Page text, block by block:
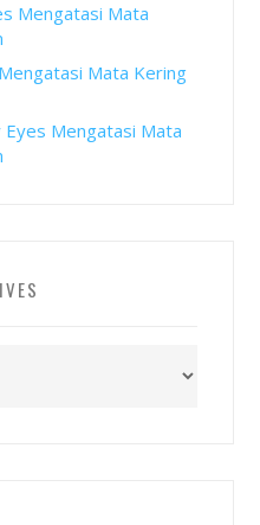
Mengatasi Mata
Mata Kering
Mengatasi Mata